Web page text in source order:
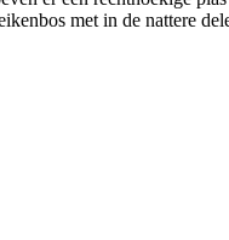
met in de nattere